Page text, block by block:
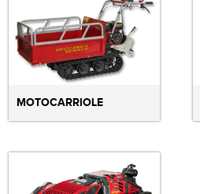
MOTOCARRIOLE